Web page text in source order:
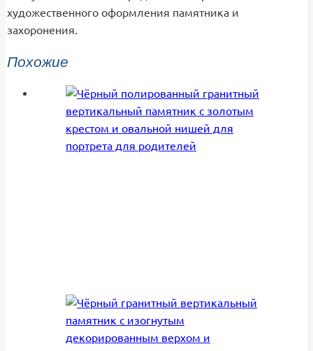
художественного оформления памятника и
захоронения.
Похожие